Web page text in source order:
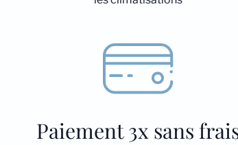
Paiement 3x sans